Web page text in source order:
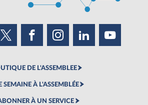
DE L'ASSEMBLEE
SEMAINE À L'ASSEMBLÉE
À UN SERVICE